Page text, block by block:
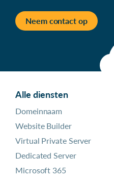
Neem contact op
Alle diensten
Domeinnaam
Website Builder
Virtual Private Server
Dedicated Server
Microsoft 365